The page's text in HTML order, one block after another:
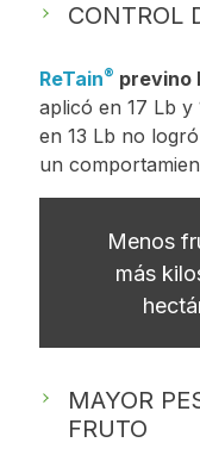
CONTROL
ReTain® previno
aplicó en 17 Lb y
en 13 Lb no
un
Menos
más
MAYOR
FRUTO